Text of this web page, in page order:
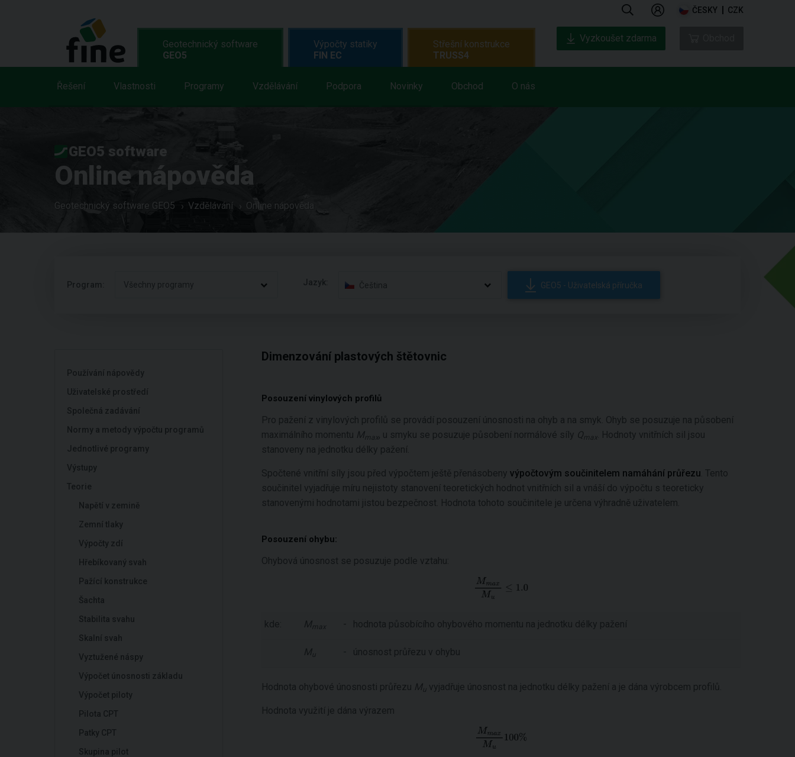
ČESKY CZK
Geotechnický software
GEO5
Řešení Vlastnosti Programy Vzdělávání Podpora Novinky Obchod O nás
Výpočty statiky
FIN EC
Střešní konstrukce
TRUSS4
Vyzkoušet zdarma
GEO5 software
Online nápověda
Geotechnický software GEO5 Vzdělávání Online nápověda
Program: Všechny programy Jazyk: Čeština GEO5 - Uživatelská příručka
Používání nápovědy
Uživatelské prostředí
Společná zadávání
Normy a metody výpočtu programů
Jednotlivé programy
Výstupy
Teorie
Napětí v zemině
Zemní tlaky
Výpočty zdí
Hřebíkovaný svah
Pažící konstrukce
Šachta
Stabilita svahu
Skalní svah
Vyztužené náspy
Výpočet únosnosti základu
Výpočet piloty
Pilota CPT
Patky CPT
Skupina pilot
Dimenzování plastových štětovnic
Posouzení vinylových profilů
Pro pažení z vinylových profilů se provádí posouzení únosnosti na ohyb a na smyk. Ohyb se posuzuje na působení
maximálního momentu Mmax, u smyku se posuzuje působení normálové síly Qmax
. Hodnoty vnitřních sil jsou
stanoveny na jednotku délky pažení.
Spočtené vnitřní síly jsou před výpočtem ještě přenásobeny výpočtovým součinitelem namáhání průřezu . Tento
součinitel vyjadřuje míru nejistoty stanovení teoretických hodnot vnitřních sil a vnáší do výpočtu s teoreticky
stanovenými hodnotami jistou bezpečnost. Hodnota tohoto součinitele je určena výhradně uživatelem.
Posouzení ohybu:
Ohybová únosnost se posuzuje podle vztahu:
kde: Mmax - hodnota působícího ohybového momentu na jednotku délky pažení
Mu - únosnost průřezu v ohybu
Hodnota ohybové únosnosti průřezu Mu vyjadřuje únosnost na jednotku délky pažení a je dána výrobcem profilů.
Hodnota využití je dána výrazem